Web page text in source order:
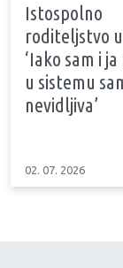
Istospolno
roditeljstvo
‘Iako sam i
u sistemu
nevidljiva’
02. 07. 2026